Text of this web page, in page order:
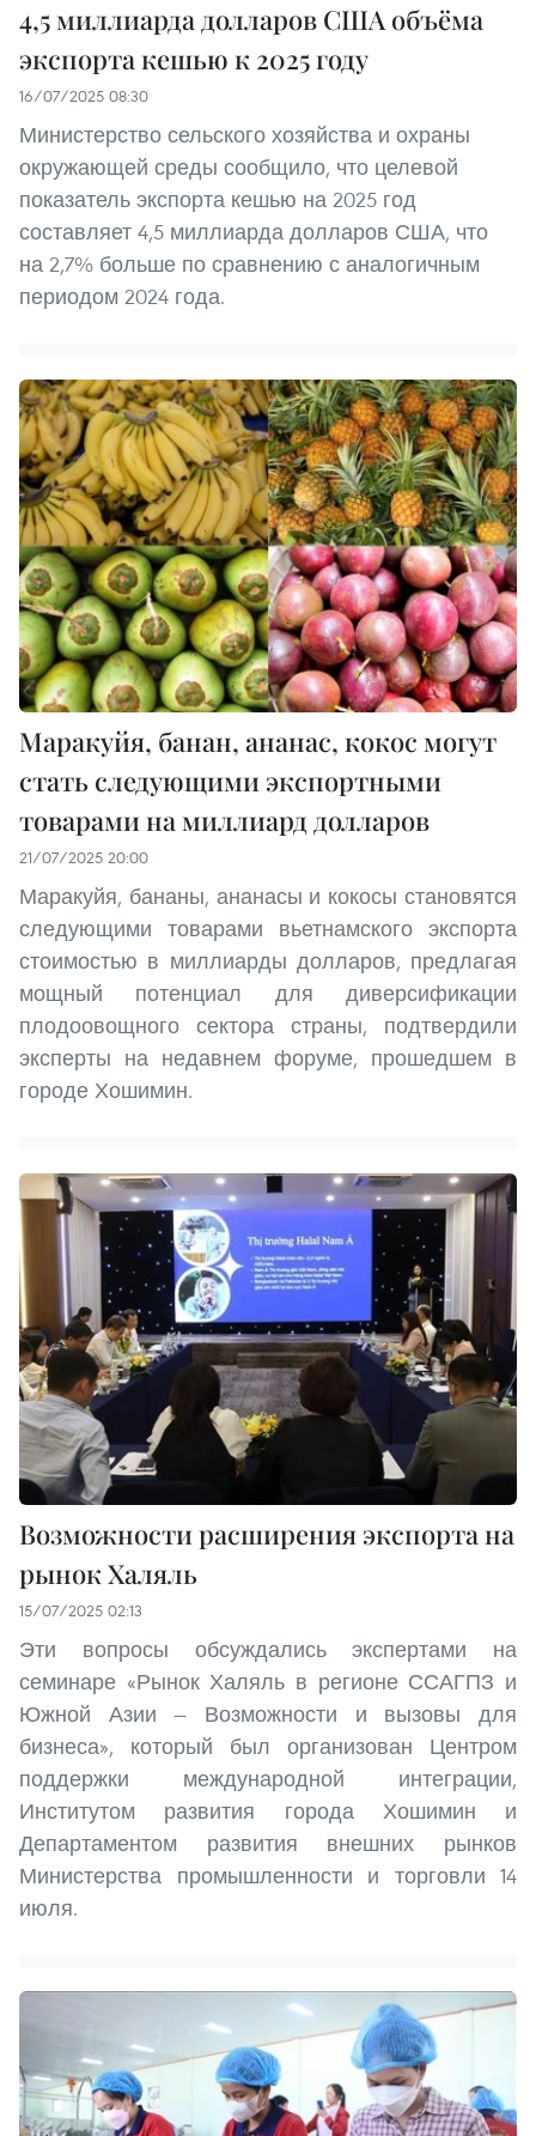
4,5 миллиарда долларов США объёма
экспорта кешью к 2025 году
16/07/2025 08:30
Министерство сельского хозяйства и охраны
окружающей среды сообщило, что целевой
показатель экспорта кешью на 2025 год
составляет 4,5 миллиарда долларов США, что
на 2,7% больше по сравнению с аналогичным
периодом 2024 года.
Маракуйя, банан, ананас, кокос могут
стать следующими экспортными
товарами на миллиард долларов
21/07/2025 20:00
Маракуйя, бананы, ананасы и кокосы становятся
следующими товарами вьетнамского экспорта
стоимостью в миллиарды долларов, предлагая
мощный потенциал для диверсификации
плодоовощного сектора страны, подтвердили
эксперты на недавнем форуме, прошедшем в
городе Хошимин.
Возможности расширения экспорта на
рынок Халяль
15/07/2025 02:13
Эти вопросы обсуждались экспертами на
семинаре «Рынок Халяль в регионе ССАГПЗ и
Южной Азии — Возможности и вызовы для
бизнеса», который был организован Центром
поддержки международной интеграции,
Институтом развития города Хошимин и
Департаментом развития внешних рынков
Министерства промышленности и торговли 14
июля.